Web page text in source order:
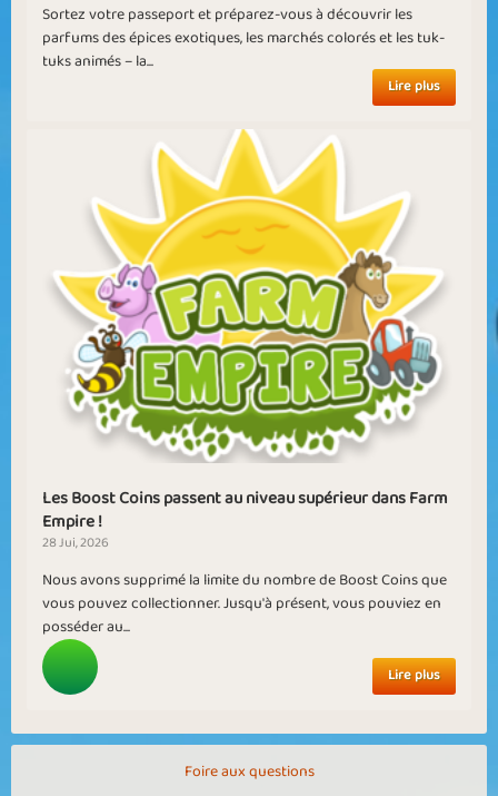
Sortez votre passeport et préparez-vous à découvrir les
parfums des épices exotiques, les marchés colorés et les tuk-
tuks animés – la...
Lire plus
Les Boost Coins passent au niveau supérieur dans Farm
Empire !
28 Jui, 2026
Nous avons supprimé la limite du nombre de Boost Coins que
vous pouvez collectionner. Jusqu'à présent, vous pouviez en
posséder au...
Lire plus
Foire aux questions